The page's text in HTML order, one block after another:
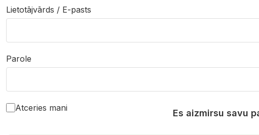
Lietotājvārds / E-pasts
Parole
Atceries mani Es aizmirsu savu